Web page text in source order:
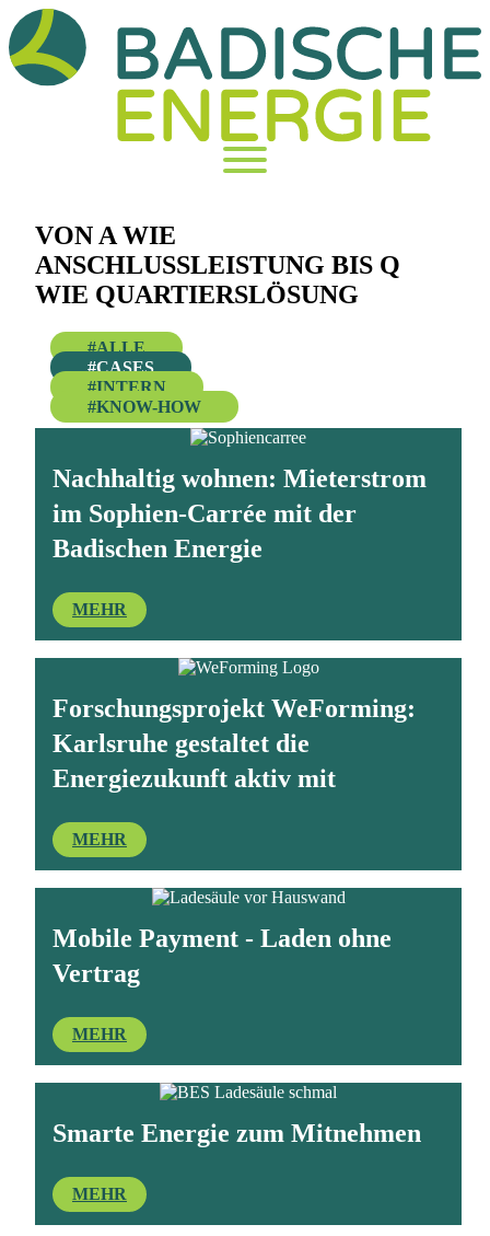
VON A WIE
ANSCHLUSSLEISTUNG BIS Q
WIE QUARTIERSLÖSUNG
ALLE
CASES
INTERN
KNOW-HOW
Nachhaltig wohnen: Mieterstrom
im Sophien-Carrée mit der
Badischen Energie
MEHR
Forschungsprojekt WeForming:
Karlsruhe gestaltet die
Energiezukunft aktiv mit
MEHR
Mobile Payment - Laden ohne
Vertrag
MEHR
Smarte Energie zum Mitnehmen
MEHR